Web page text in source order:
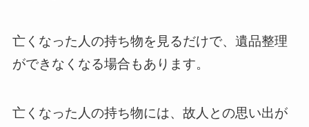
亡くなった人の持ち物を見るだけで、遺品整理
ができなくなる場合もあります。
亡くなった人の持ち物には、故人との思い出が